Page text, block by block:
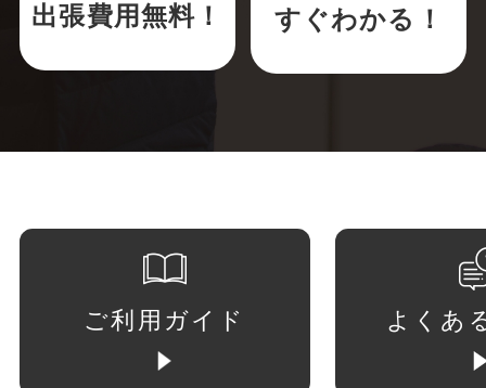
出張費用無料！ すぐわかる！
ご利用ガイド よくあ